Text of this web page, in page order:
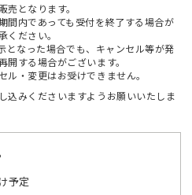
売となります。
間内であっても受付を終了する場合が
ください。
となった場合でも、キャンセル等が発
する場合がございます。
ル・変更はお受けできません。
込みくださいますようお願いいたしま
予定